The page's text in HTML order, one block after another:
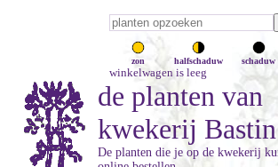
zon halfschaduw schaduw
winkelwagen is leeg
de planten van
kwekerij Bastin
De planten die je op de kwekerij